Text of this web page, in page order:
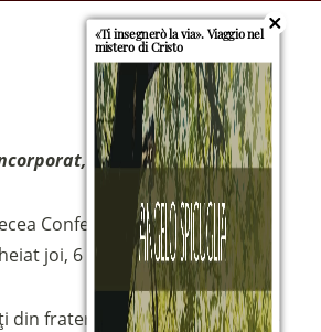
trimis!
Conferință comunitară
joi, 6 ianuarie 2011.
din fraternități italiene și străine
«Ti insegnerò la via». Viaggio nel
mistero di Cristo